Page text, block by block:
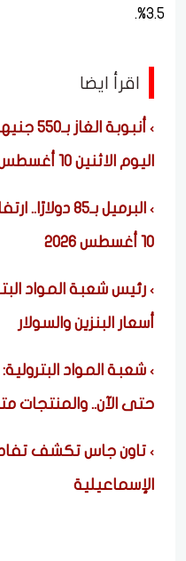
3.5%.
اقرأ ايضا
أنبوبة
اليوم الاثنين 10 أغسطس بمحطات الوقود
البرميل بـ85
10 أغسطس 2026
رئيس شعبة المواد
أسعار البنزين والسولار
شعبة المواد
حتى الآن.. والمنتجات
تاون جاس تكشف
الإسماعيلية